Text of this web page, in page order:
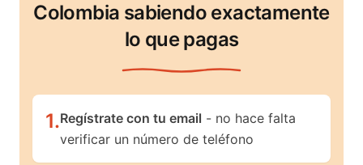
Colombia sabiendo exactamente
lo que pagas
1.Regístrate con tu email - no hace falta
verificar un número de teléfono